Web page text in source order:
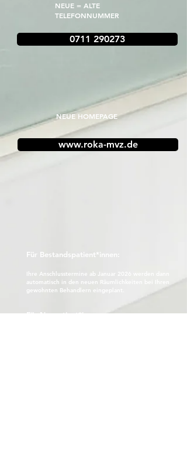
NEUE = ALTE
TELEFONNUMMER
0711 290273
​NEUE HOMEPAGE
www.roka-mvz.de
Für Bestandspatient*innen:
Ihre Anschlusstermine ab Januar 2026 werden dann
automatisch in den neuen Räumlichkeiten
gewohnten Behandlern eingeplant.
Für Neupatient*innen: